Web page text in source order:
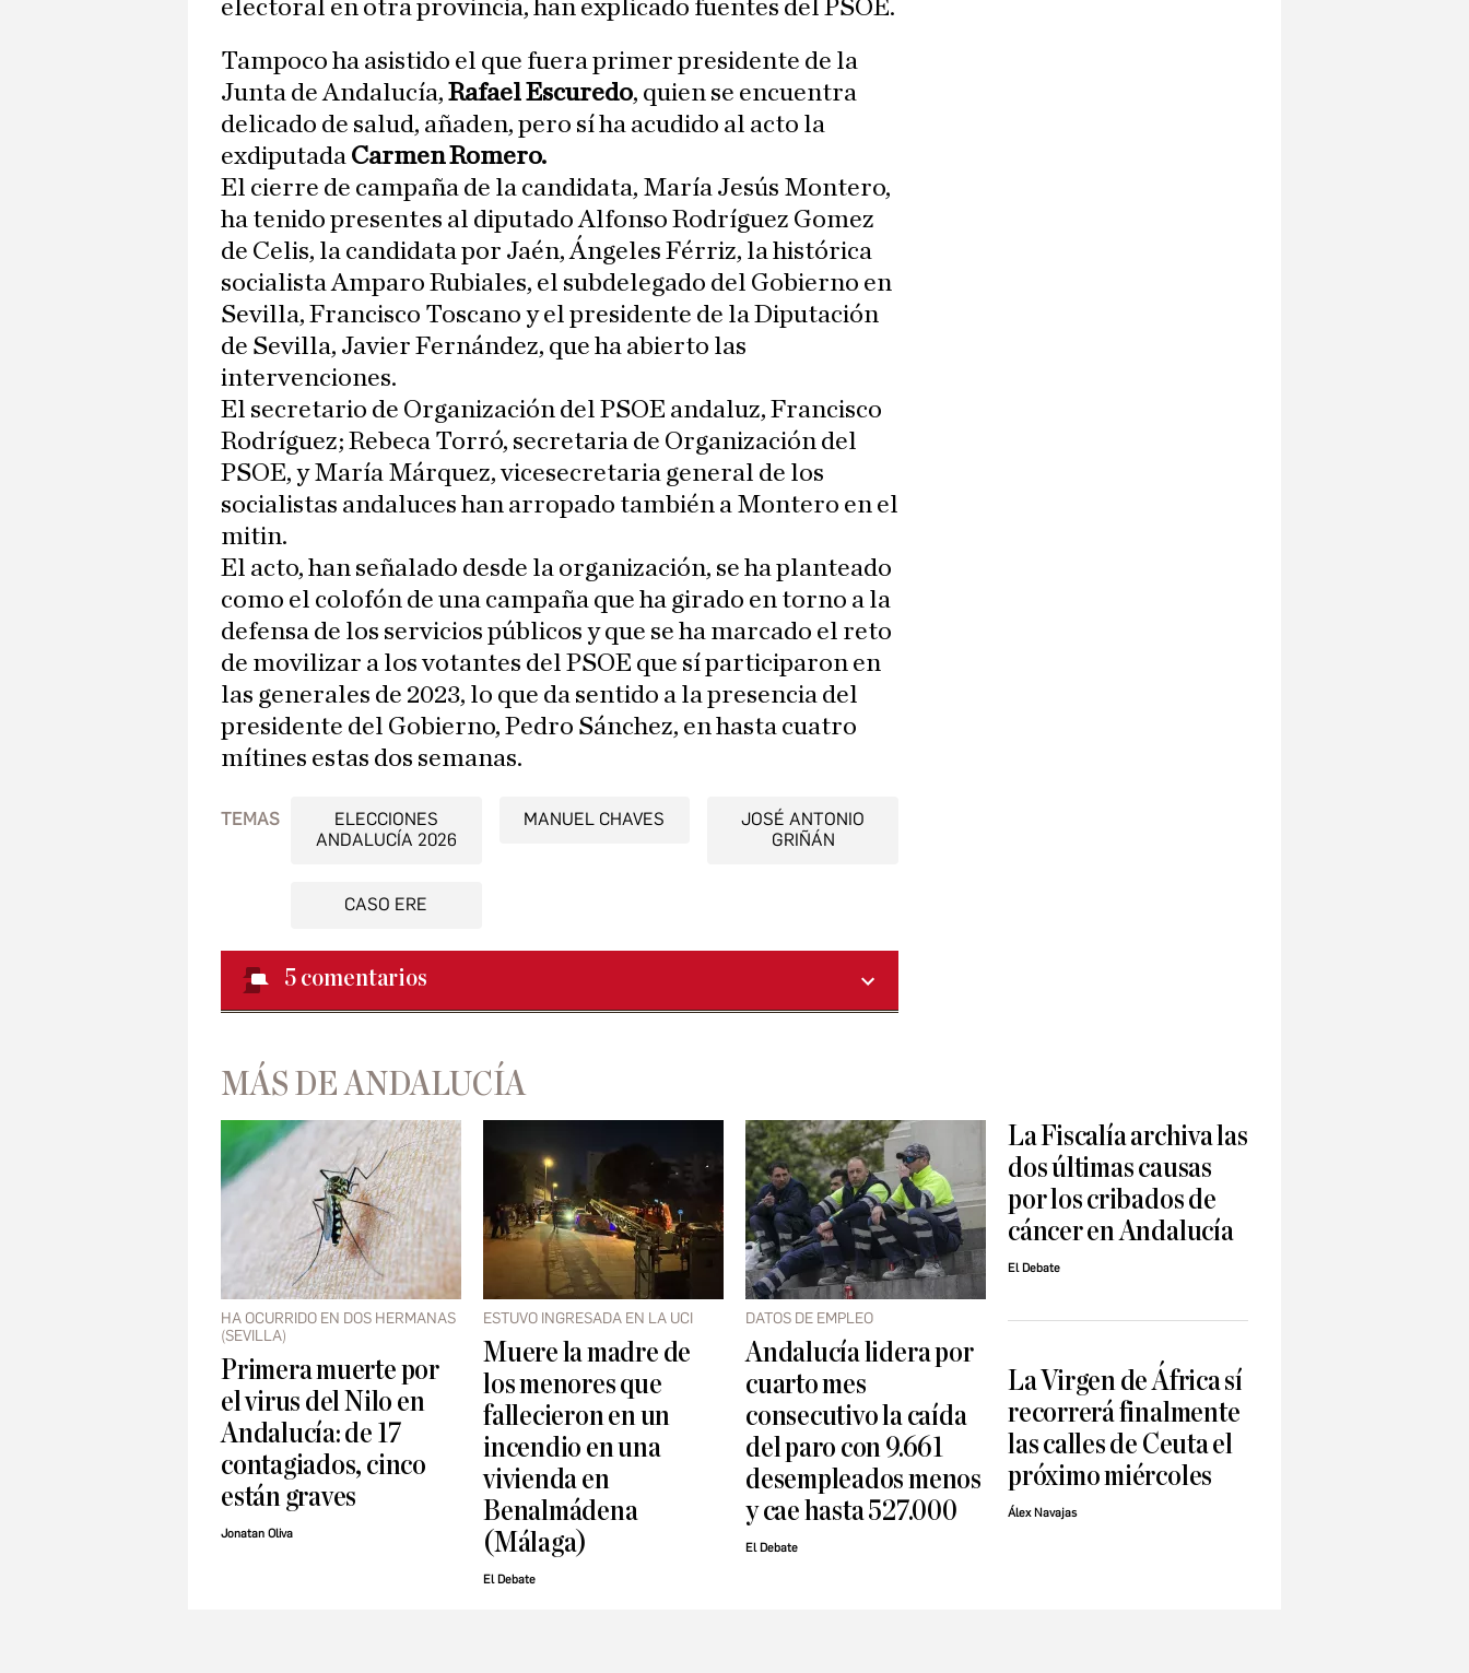
electoral en otra provincia, han explicado fuentes del PSOE.
Tampoco ha asistido el que fuera primer presidente de la
Junta de Andalucía, Rafael Escuredo, quien se encuentra
delicado de salud, añaden, pero sí ha acudido al acto la
exdiputada Carmen Romero.
El cierre de campaña de la candidata, María Jesús Montero,
ha tenido presentes al diputado Alfonso Rodríguez Gomez
de Celis, la candidata por Jaén, Ángeles Férriz, la histórica
socialista Amparo Rubiales, el subdelegado del Gobierno en
Sevilla, Francisco Toscano y el presidente de la Diputación
de Sevilla, Javier Fernández, que ha abierto las
intervenciones.
El secretario de Organización del PSOE andaluz, Francisco
Rodríguez; Rebeca Torró, secretaria de Organización del
PSOE, y María Márquez, vicesecretaria general de los
socialistas andaluces han arropado también a Montero en el
mitin.
El acto, han señalado desde la organización, se ha planteado
como el colofón de una campaña que ha girado en torno a la
defensa de los servicios públicos y que se ha marcado el reto
de movilizar a los votantes del PSOE que sí participaron en
las generales de 2023, lo que da sentido a la presencia del
presidente del Gobierno, Pedro Sánchez, en hasta cuatro
mítines estas dos semanas.
TEMAS
ELECCIONES
ANDALUCÍA 2026
MANUEL CHAVES
JOSÉ ANTONIO
GRIÑÁN
CASO ERE
5 comentarios
MÁS DE ANDALUCÍA
HA OCURRIDO EN DOS HERMANAS
(SEVILLA)
Primera muerte por
el virus del Nilo en
Andalucía: de 17
contagiados, cinco
están graves
Jonatan Oliva
ESTUVO INGRESADA EN LA UCI
Muere la madre de
los menores que
fallecieron en un
incendio en una
vivienda en
Benalmádena
(Málaga)
El Debate
DATOS DE EMPLEO
Andalucía lidera por
cuarto mes
consecutivo la caída
del paro con 9.661
desempleados menos
y cae hasta 527.000
El Debate
La Fiscalía archiva las
dos últimas causas
por los cribados de
cáncer en Andalucía
El Debate
La Virgen de África sí
recorrerá finalmente
las calles de Ceuta el
próximo miércoles
Álex Navajas